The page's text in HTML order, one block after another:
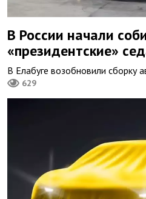
В России начали
«президентские»
В Елабуге возобновили сборку
629